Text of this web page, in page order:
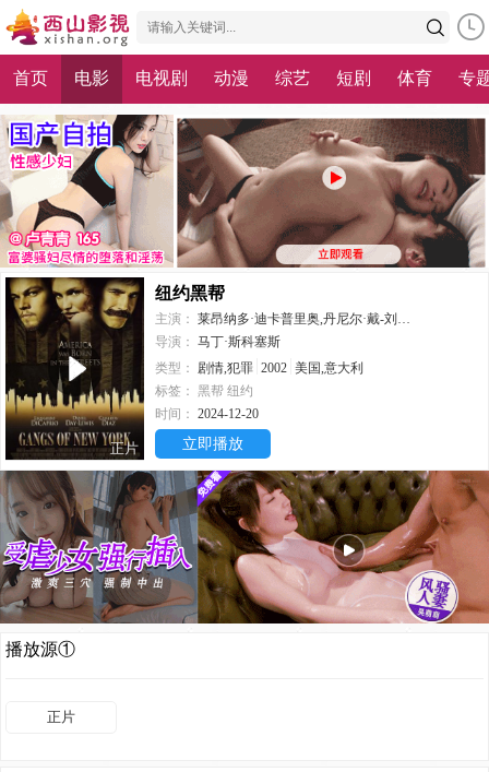
首页 电影 电视剧 动漫 综艺 短剧 体育 专
正片
纽约黑帮
主演： 莱昂纳多·迪卡普里奥,丹尼尔·戴-刘易斯,卡梅隆·迪亚兹,吉姆·布劳德本特,约翰·C·赖利,亨利·托马斯,连姆·尼森,布莱丹·格里森,加里·刘易斯,斯蒂芬·格拉汉姆,埃迪·马森,亚历克·马克温,戴维·海明斯,小拉里·吉拉德,卡拉·西摩,罗杰·阿什顿-格里菲斯
导演： 马丁·斯科塞斯
类型：
剧情,犯罪 2002 美国,意大利
标签： 黑帮 纽约
时间： 2024-12-20
立即播放
播放源①
正片